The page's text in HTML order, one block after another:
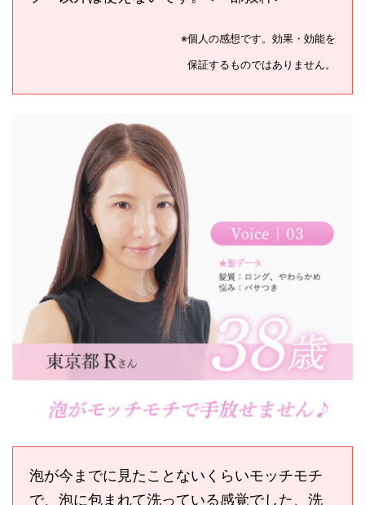
※個人の感想です。効果・効能を
保証するものではありません。
泡が今までに見たことないくらいモッチモチ
で、泡に包まれて洗っている感覚でした、洗